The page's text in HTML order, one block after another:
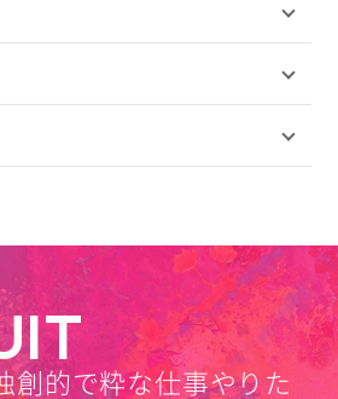
創的で粋な仕事やりた